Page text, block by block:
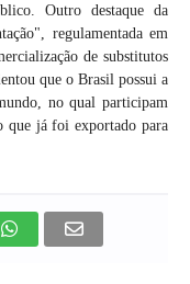
Outro destaque da
regulamentada em
de substitutos
que o Brasil possui a
no qual participam
que já foi exportado para